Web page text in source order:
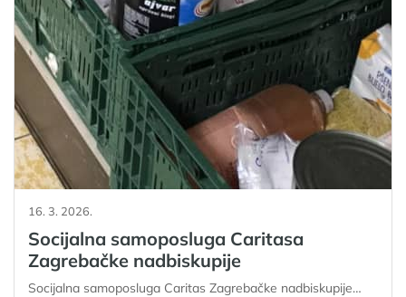
16. 3. 2026.
Socijalna samoposluga Caritasa
Zagrebačke nadbiskupije
Socijalna samoposluga Caritas Zagrebačke nadbiskupije…